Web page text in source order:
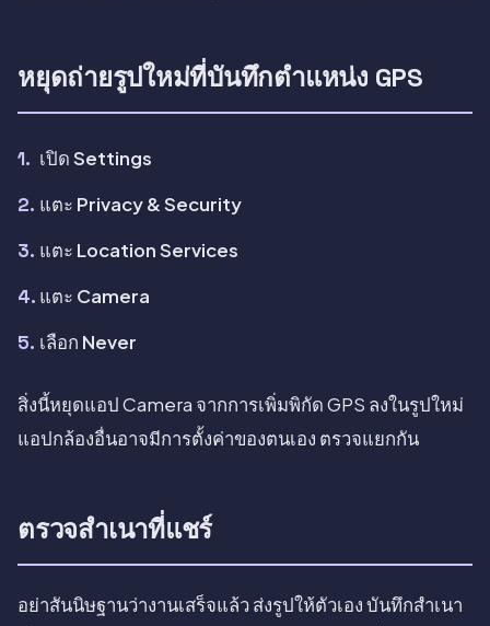
หยุดถ่ายรูปใหม่ที่บันทึกตำแหน่ง GPS
เปิดSettings
แตะ Privacy & Security
แตะ Location Services
แตะ Camera
เลือก Never
สิ่งนี้หยุดแอป Camera จากการเพิ่มพิกัด GPS ลงในรูปใหม่
แอปกล้องอื่นอาจมีการตั้งค่าของตนเอง ตรวจแยกกัน
ตรวจสำเนาที่แชร์
อย่าสันนิษฐานว่างานเสร็จแล้ว ส่งรูปให้ตัวเอง บันทึกสำเนา